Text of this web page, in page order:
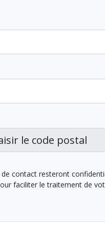
contact resteront
faciliter le traitement de